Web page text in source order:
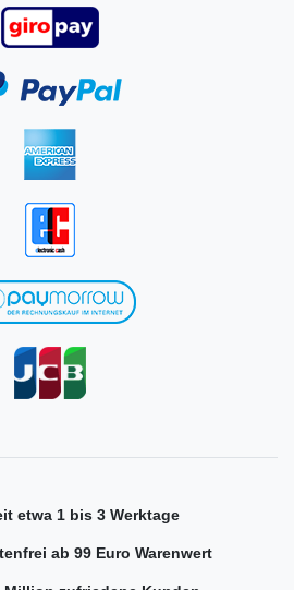
etwa 1 bis 3 Werktage
ab 99 Euro Warenwert